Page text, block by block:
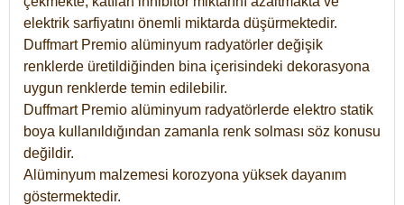
elektrik sarfiyatını önemli miktarda düşürmektedir.
Duffmart Premio alüminyum radyatörler değişik
renklerde üretildiğinden bina içerisindeki dekorasyona
uygun renklerde temin edilebilir.
Duffmart Premio alüminyum radyatörlerde elektro statik
boya kullanıldığından zamanla renk solması söz konusu
değildir.
Alüminyum malzemesi korozyona yüksek dayanım
göstermektedir.